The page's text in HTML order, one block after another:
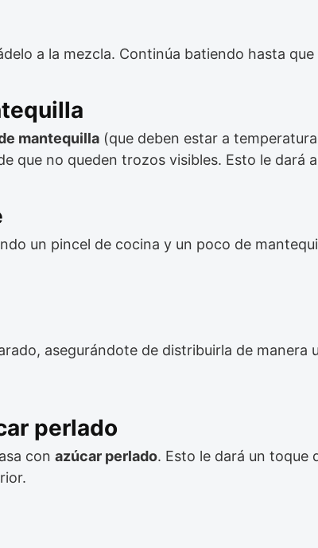
a la mezcla. Continúa batiendo hasta
mantequilla (que deben estar a
que no queden trozos visibles. Esto le dará
un pincel de cocina y un poco de
asegurándote de distribuirla de
perlado
con azúcar perlado. Esto le dará un toque